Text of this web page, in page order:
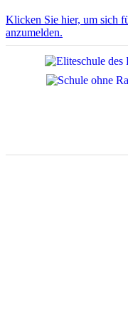
Klicken Sie hier, um sich
anzumelden.